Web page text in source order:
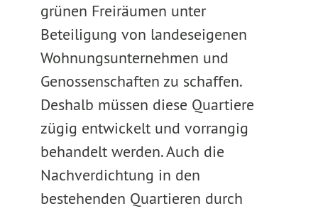
grünen Freiräumen unter
Beteiligung von landeseigenen
Wohnungsunternehmen und
Genossenschaften zu schaffen.
Deshalb müssen diese Quartiere
zügig entwickelt und vorrangig
behandelt werden. Auch die
Nachverdichtung in den
bestehenden Quartieren durch